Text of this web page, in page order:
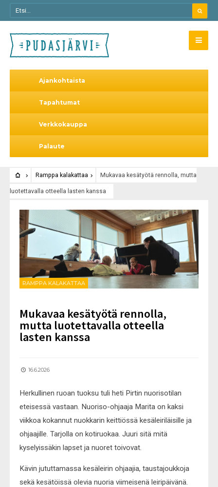
Ajankohtaista
Tapahtumat
Verkkokauppa
Palaute
Ramppa kalakattaa Mukavaa kesätyötä rennolla, mutta
luotettavalla otteella lasten kanssa
RAMPPA KALAKATTAA
Mukavaa kesätyötä rennolla,
mutta luotettavalla otteella
lasten kanssa
16.6.2026
Herkullinen ruoan tuoksu tuli heti Pirtin nuorisotilan
eteisessä vastaan. Nuoriso-ohjaaja Marita on kaksi
viikkoa kokannut nuokkarin keittiössä kesäleiriläisille ja
ohjaajille. Tarjolla on kotiruokaa. Juuri sitä mitä
kyselyissäkin lapset ja nuoret toivovat.
Kävin jututtamassa kesäleirin ohjaajia, taustajoukkoja
sekä kesätöissä olevia nuoria viimeisenä leiripäivänä.